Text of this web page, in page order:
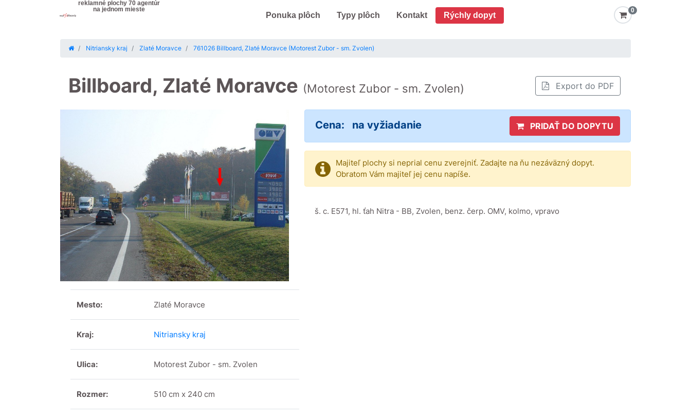
reklamné plochy 70 agentúr
na jednom mieste
Ponuka plôch Typy plôch Kontakt Rýchly dopyt
0
Nitriansky kraj Zlaté Moravce 761026 Billboard, Zlaté Moravce (Motorest Zubor - sm. Zvolen)
Billboard, Zlaté Moravce (Motorest Zubor - sm. Zvolen) Export do PDF
Cena: na vyžiadanie PRIDAŤ DO DOPYTU
Majiteľ plochy si neprial cenu zverejniť. Zadajte na ňu nezáväzný dopyt.
Obratom Vám majiteľ jej cenu napíše.
š. c. E571, hl. ťah Nitra - BB, Zvolen, benz. čerp. OMV, kolmo, vpravo
Mesto: Zlaté Moravce
Kraj: Nitriansky kraj
Ulica: Motorest Zubor - sm. Zvolen
Rozmer: 510 cm x 240 cm